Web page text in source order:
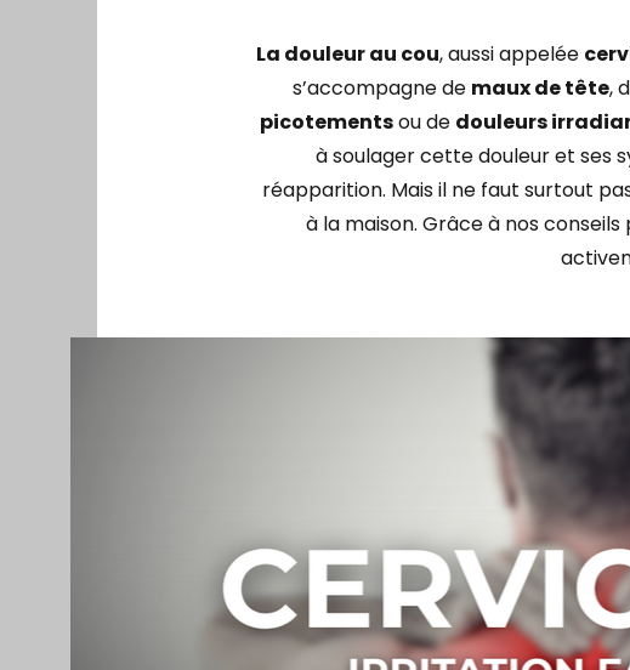
La douleur au cou, aussi appelée
s’accompagne de maux de tête,
picotementsou de douleurs
à soulager cette douleur et ses
réapparition. Mais il ne faut surtout
à la maison. Grâce à nos